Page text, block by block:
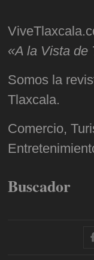
«A la Vista
Somos la
Tlaxcala.
Comercio,
Buscador